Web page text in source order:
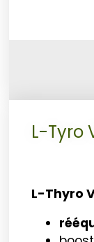
L-Tyro
L-Thyro